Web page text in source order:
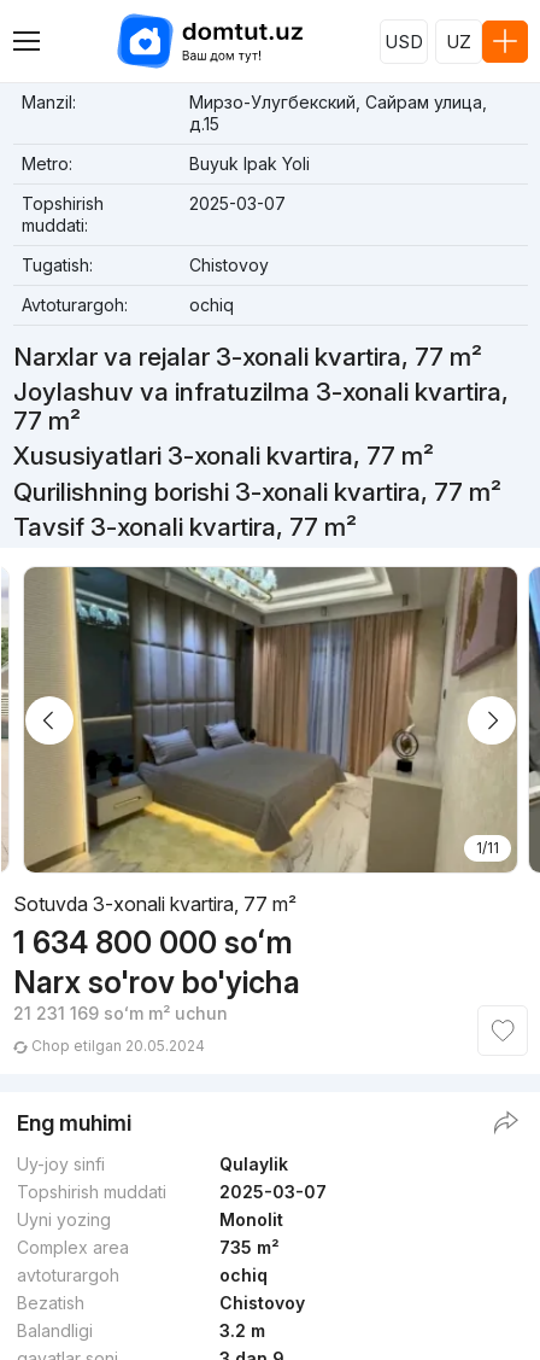
USD UZ
Manzil:
Мирзо-Улугбекский, Сайрам улица,
д.15
Metro:
Buyuk Ipak Yoli
Topshirish
muddati:
2025-03-07
Tugatish:
Chistovoy
Avtoturargoh:
ochiq
Narxlar va rejalar 3-xonali kvartira, 77 m²
Joylashuv va infratuzilma 3-xonali kvartira,
77 m²
Xususiyatlari 3-xonali kvartira, 77 m²
Qurilishning borishi 3-xonali kvartira, 77 m²
Tavsif 3-xonali kvartira, 77 m²
1/11
Sotuvda 3-xonali kvartira, 77 m²
1 634 800 000 soʻm
Narx so'rov bo'yicha
21 231 169 soʻmm² uchun
Chop etilgan 20.05.2024
Eng muhimi
Uy-joy sinfi
Qulaylik
Topshirish muddati
2025-03-07
Uyni yozing
Monolit
Complex area
735 m²
avtoturargoh
ochiq
Bezatish
Chistovoy
Balandligi
3.2 m